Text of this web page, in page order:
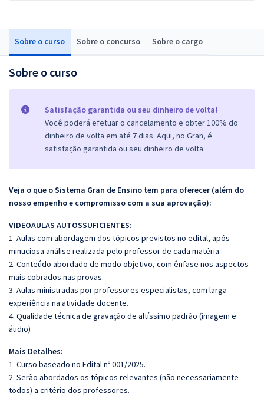
Sobre o curso Sobre o concurso Sobre o cargo
Sobre o curso
Satisfação garantida ou seu dinheiro de volta!
Você poderá efetuar o cancelamento e obter 100% do
dinheiro de volta em até 7 dias. Aqui, no Gran, é
satisfação garantida ou seu dinheiro de volta.
Veja o que o Sistema Gran de Ensino tem para oferecer (além do
nosso empenho e compromisso com a sua aprovação):
VIDEOAULAS AUTOSSUFICIENTES:
1. Aulas com abordagem dos tópicos previstos no edital, após
minuciosa análise realizada pelo professor de cada matéria.
2. Conteúdo abordado de modo objetivo, com ênfase nos aspectos
mais cobrados nas provas.
3. Aulas ministradas por professores especialistas, com larga
experiência na atividade docente.
4. Qualidade técnica de gravação de altíssimo padrão (imagem e
áudio)
Mais Detalhes:
1. Curso baseado no Edital nº 001/2025.
2. Serão abordados os tópicos relevantes (não necessariamente
todos) a critério dos professores.